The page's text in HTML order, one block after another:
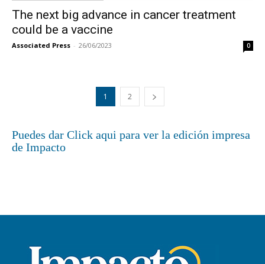
The next big advance in cancer treatment
could be a vaccine
Associated Press - 26/06/2023 0
1 2
Puedes dar Click aqui para ver la edición impresa
de Impacto